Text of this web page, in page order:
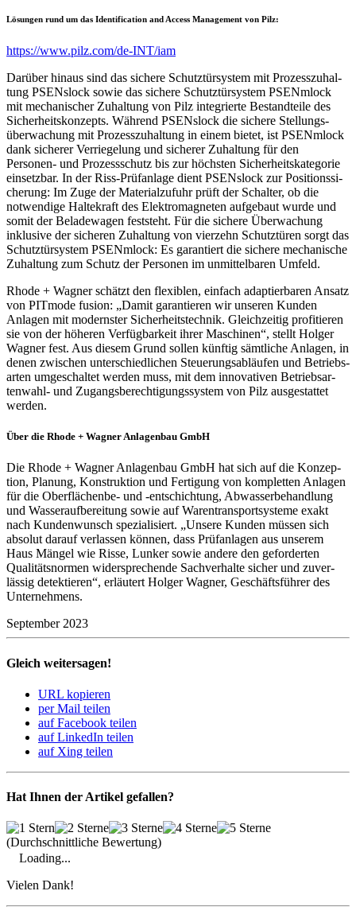
Lösungen rund um das Iden­ti­fi­ca­tion and Access Manage­ment von Pilz:
https://www.pilz.com/de-INT/iam
Darüber hinaus sind das sichere Schutz­tür­system mit Prozess­zu­hal­
tung PSENslock sowie das sichere Schutz­tür­system PSENmlock
mit mecha­ni­scher Zuhal­tung von Pilz inte­grierte Bestand­teile des
Sicher­heits­kon­zepts. Während PSENslock die sichere Stel­lungs­
über­wa­chung mit Prozess­zu­hal­tung in einem bietet, ist PSENmlock
dank sicherer Verrie­ge­lung und sicherer Zuhal­tung für den
Personen- und Prozess­schutz bis zur höchsten Sicher­heits­ka­te­gorie
einsetzbar. In der Riss-Prüf­an­lage dient PSENslock zur Posi­ti­ons­si­
che­rung: Im Zuge der Mate­ri­al­zu­fuhr prüft der Schalter, ob die
notwen­dige Halte­kraft des Elek­tro­ma­gneten aufge­baut wurde und
somit der Bela­de­wagen fest­steht. Für die sichere Über­wa­chung
inklu­sive der sicheren Zuhal­tung von vier­zehn Schutz­türen sorgt das
Schutz­tür­system PSENmlock: Es garan­tiert die sichere mecha­ni­sche
Zuhal­tung zum Schutz der Personen im unmit­tel­baren Umfeld.
Rhode + Wagner schätzt den flexi­blen, einfach adap­tier­baren Ansatz
von PITmode fusion: „Damit garan­tieren wir unseren Kunden
Anlagen mit modernster Sicher­heits­technik. Gleich­zeitig profi­tieren
sie von der höheren Verfüg­bar­keit ihrer Maschinen“, stellt Holger
Wagner fest. Aus diesem Grund sollen künftig sämt­liche Anlagen, in
denen zwischen unter­schied­li­chen Steue­rungs­ab­läufen und Betriebs­
arten umge­schaltet werden muss, mit dem inno­va­tiven Betriebs­ar­
ten­wahl- und Zugangs­berechtigungs­system von Pilz ausge­stattet
werden.
Über die Rhode + Wagner Anla­genbau GmbH
Die Rhode + Wagner Anla­genbau GmbH hat sich auf die Konzep­
tion, Planung, Konstruk­tion und Ferti­gung von kompletten Anlagen
für die Ober­flä­chenbe- und ‑entschich­tung, Abwas­ser­be­hand­lung
und Wasser­auf­be­rei­tung sowie auf Waren­trans­port­sys­teme exakt
nach Kunden­wunsch spezia­li­siert. „Unsere Kunden müssen sich
absolut darauf verlassen können, dass Prüf­an­lagen aus unserem
Haus Mängel wie Risse, Lunker sowie andere den gefor­derten
Quali­täts­normen wider­spre­chende Sach­ver­halte sicher und zuver­
lässig detek­tieren“, erläu­tert Holger Wagner, Geschäfts­führer des
Unter­neh­mens.
September 2023
Gleich weitersagen!
URL kopieren
per Mail teilen
auf Facebook teilen
auf LinkedIn teilen
auf Xing teilen
Hat Ihnen der Artikel gefallen?
(Durchschnittliche Bewertung)
Loading...
Vielen Dank!